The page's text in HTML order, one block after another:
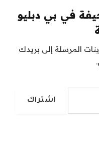
في بي دبليو
المرسلة إلى بريدك
اشتراك